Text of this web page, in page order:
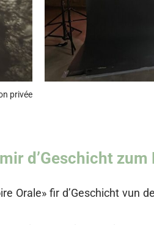
privée
d’Geschicht zum
Orale» fir d’Geschicht vun